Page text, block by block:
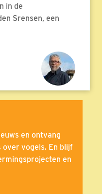
in de
Srensen, een
en ontvang
over vogels. En blijf
en